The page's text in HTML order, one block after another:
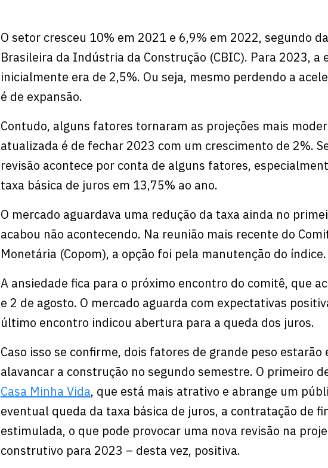
O setor cresceu 10% em 2021 e 6,9% em 2022, segundo
Brasileira da Indústria da Construção (CBIC). Para 2023, a
inicialmente era de 2,5%. Ou seja, mesmo perdendo a
é de expansão.
Contudo, alguns fatores tornaram as projeções mais
atualizada é de fechar 2023 com um crescimento de 2%.
revisão acontece por conta de alguns fatores,
taxa básica de juros em 13,75% ao ano.
O mercado aguardava uma redução da taxa ainda no
acabou não acontecendo. Na reunião mais recente do
Monetária (Copom), a opção foi pela manutenção do índice.
A ansiedade fica para o próximo encontro do comitê, que
e 2 de agosto. O mercado aguarda com expectativas
último encontro indicou abertura para a queda dos juros.
Caso isso se confirme, dois fatores de grande peso estarão
alavancar a construção no segundo semestre. O primeiro
Casa Minha Vida, que está mais atrativo e abrange um
eventual queda da taxa básica de juros, a contratação de
estimulada, o que pode provocar uma nova revisão na
construtivo para 2023 – desta vez, positiva.